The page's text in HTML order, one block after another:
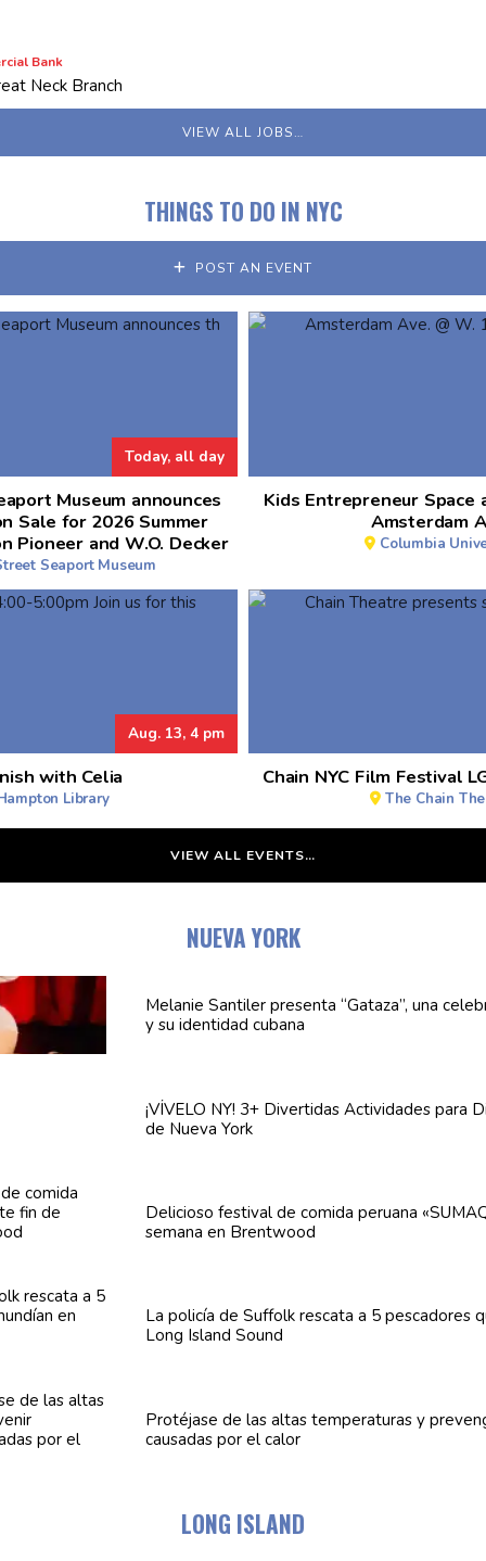
Bank
Neck Branch
VIEW ALL JOBS…
THINGS TO DO IN NYC
POST AN EVENT
Today, all day
Museum announces
Sale for 2026 Summer
Pioneer and W.O. Decker
Seaport Museum
Kids Entrepreneur Space
Amsterdam
Columbia
Aug. 13, 4 pm
with Celia
Library
Chain NYC Film Festival
The Chain
VIEW ALL EVENTS…
NUEVA YORK
Melanie Santiler presenta “Gataza”, una
y su identidad cubana
¡VÍVELO NY! 3+ Divertidas Actividades para
de Nueva York
Delicioso festival de comida peruana
semana en Brentwood
La policía de Suffolk rescata a 5 pescadores
Long Island Sound
Protéjase de las altas temperaturas y
causadas por el calor
LONG ISLAND